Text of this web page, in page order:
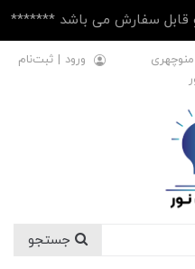
سفارش می باشد *******
منوچهری
ورود | ثبت‌نام